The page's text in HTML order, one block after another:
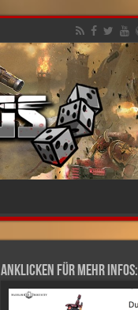
Anklicken für mehr Infos: